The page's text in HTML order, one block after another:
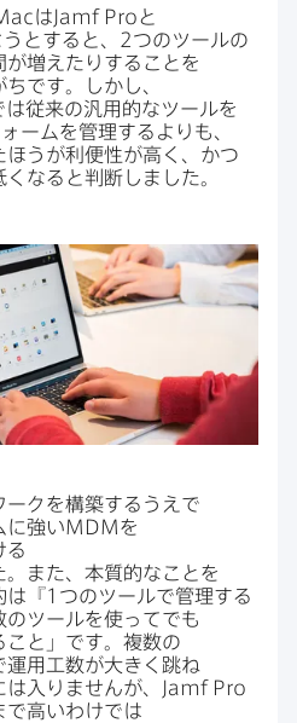
は Jamf Proと​
と​すると、 2つの​ツールの​
増えたりする​ことを​
です。​しかし、​
は​従来の​汎用的な​ツールを​
ームを​管理するよりも、​
うが​利便性が​高く、​かつ​
なると​判断しました。
ークを​構築するうえで​
に​強いMDMを​
る​
また、​本質的な​ことを​
は​『1 つの​ツールで​管理する​
ツールを​使ってでも​
こと」です。​複数の​
運用工数が​大きく​跳ね​
入りませんが、
Jamf Pro
で​高いわけでは​